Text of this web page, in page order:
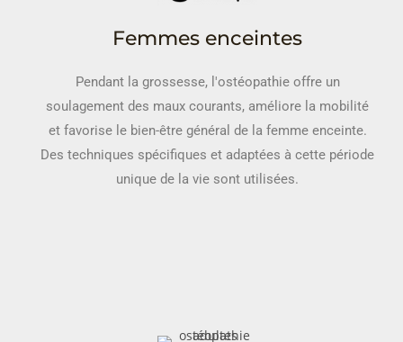
Femmes enceintes
Pendant la grossesse, l'ostéopathie offre un
soulagement des maux courants, améliore la mobilité
et favorise le bien-être général de la femme enceinte.
Des techniques spécifiques et adaptées à cette période
unique de la vie sont utilisées.